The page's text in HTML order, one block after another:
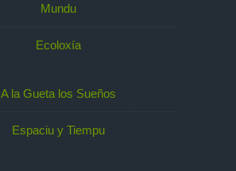
Mundu
Ecoloxía
A la Gueta los Sueños
Espaciu y Tiempu